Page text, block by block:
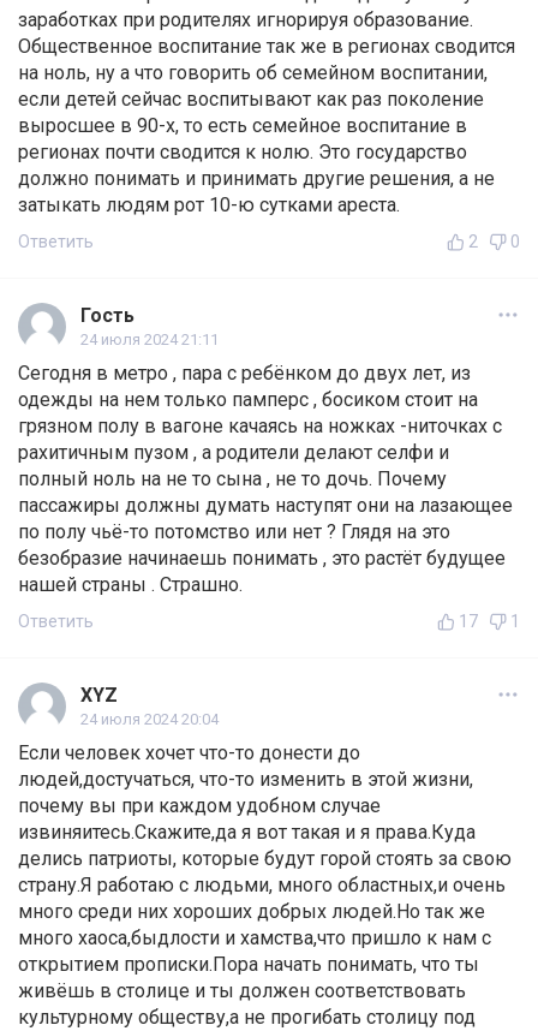
заработках при родителях игнорируя образование.
Общественное воспитание так же в регионах сводится
на ноль, ну а что говорить об семейном воспитании,
если детей сейчас воспитывают как раз поколение
выросшее в 90-х, то есть семейное воспитание в
регионах почти сводится к нолю. Это государство
должно понимать и принимать другие решения, а не
затыкать людям рот 10-ю сутками ареста.
Ответить 2 0
Гость
24 июля 2024 21:11
Сегодня в метро , пара с ребёнком до двух лет, из
одежды на нем только памперс , босиком стоит на
грязном полу в вагоне качаясь на ножках -ниточках с
рахитичным пузом , а родители делают селфи и
полный ноль на не то сына , не то дочь. Почему
пассажиры должны думать наступят они на лазающее
по полу чьё-то потомство или нет ? Глядя на это
безобразие начинаешь понимать , это растёт будущее
нашей страны . Страшно.
Ответить 17 1
XYZ
24 июля 2024 20:04
Если человек хочет что-то донести до
людей,достучаться, что-то изменить в этой жизни,
почему вы при каждом удобном случае
извиняитесь.Скажите,да я вот такая и я права.Куда
делись патриоты, которые будут горой стоять за свою
страну.Я работаю с людьми, много областных,и очень
много среди них хороших добрых людей.Но так же
много хаоса,быдлости и хамства,что пришло к нам с
открытием прописки.Пора начать понимать, что ты
живёшь в столице и ты должен соответствовать
культурному обществу,а не прогибать столицу под